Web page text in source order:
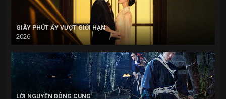
GIÂY PHÚT ẤY VƯỢT GIỚI HẠN
2026
LỜI NGUYỀN ĐÔNG CUNG